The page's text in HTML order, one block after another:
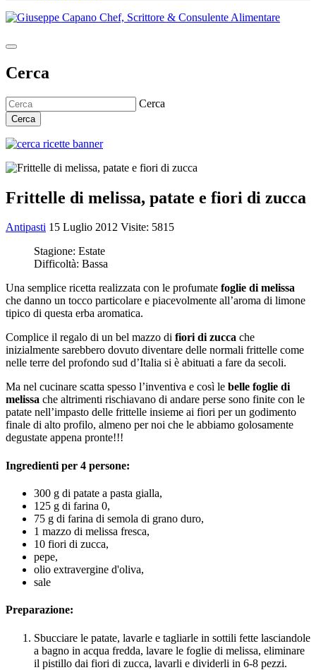
Cerca
Cerca
Cerca
Frittelle di melissa, patate e fiori di zucca
Antipasti 15 Luglio 2012 Visite: 5815
Stagione: Estate
Difficoltà: Bassa
Una semplice ricetta realizzata con le profumate foglie di melissa
che danno un tocco particolare e piacevolmente all’aroma di limone
tipico di questa erba aromatica.
Complice il regalo di un bel mazzo di fiori di zucca che
inizialmente sarebbero dovuto diventare delle normali frittelle come
nelle terre del profondo sud d’Italia si è abituati a fare da secoli.
Ma nel cucinare scatta spesso l’inventiva e così le belle foglie di
melissa che altrimenti rischiavano di andare perse sono finite con le
patate nell’impasto delle frittelle insieme ai fiori per un godimento
finale di alto profilo, almeno per noi che le abbiamo golosamente
degustate appena pronte!!!
Ingredienti per 4 persone:
300 g di patate a pasta gialla,
125 g di farina 0,
75 g di farina di semola di grano duro,
1 mazzo di melissa fresca,
10 fiori di zucca,
pepe,
olio extravergine d'oliva,
sale
Preparazione:
Sbucciare le patate, lavarle e tagliarle in sottili fette lasciandole
a bagno in acqua fredda, lavare le foglie di melissa, eliminare
il pistillo dai fiori di zucca, lavarli e dividerli in 6-8 pezzi.